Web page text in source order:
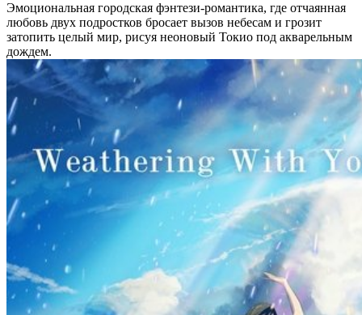
Эмоциональная городская фэнтези-романтика, где отчаянная
любовь двух подростков бросает вызов небесам и грозит
затопить целый мир, рисуя неоновый Токио под акварельным
дождем.